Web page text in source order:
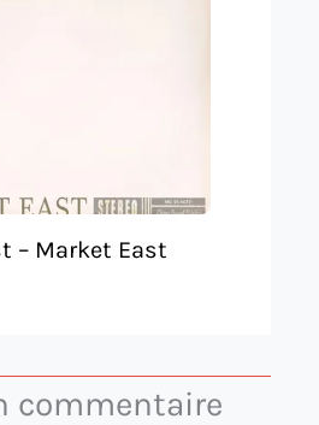
– Market East
commentaire